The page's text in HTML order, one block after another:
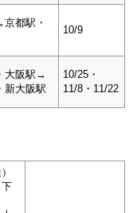
都駅・
10/9
大阪駅→
新大阪駅
10/25・
11/8・11/22